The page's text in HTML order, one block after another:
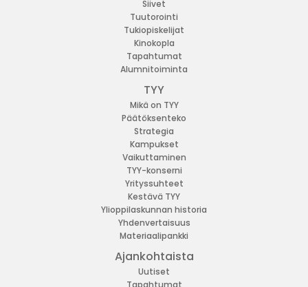
Siivet
Tuutorointi
Tukiopiskelijat
Kinokopla
Tapahtumat
Alumnitoiminta
TYY
Mikä on TYY
Päätöksenteko
Strategia
Kampukset
Vaikuttaminen
TYY-konserni
Yrityssuhteet
Kestävä TYY
Ylioppilaskunnan historia
Yhdenvertaisuus
Materiaalipankki
Ajankohtaista
Uutiset
Tapahtumat